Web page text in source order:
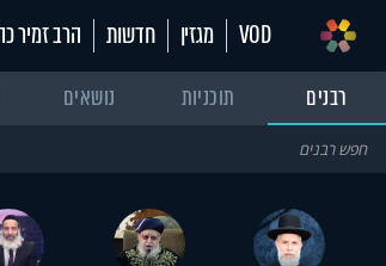
VOD מגזין חדשות הרב זמיר
רבנים
תוכניות נושאים